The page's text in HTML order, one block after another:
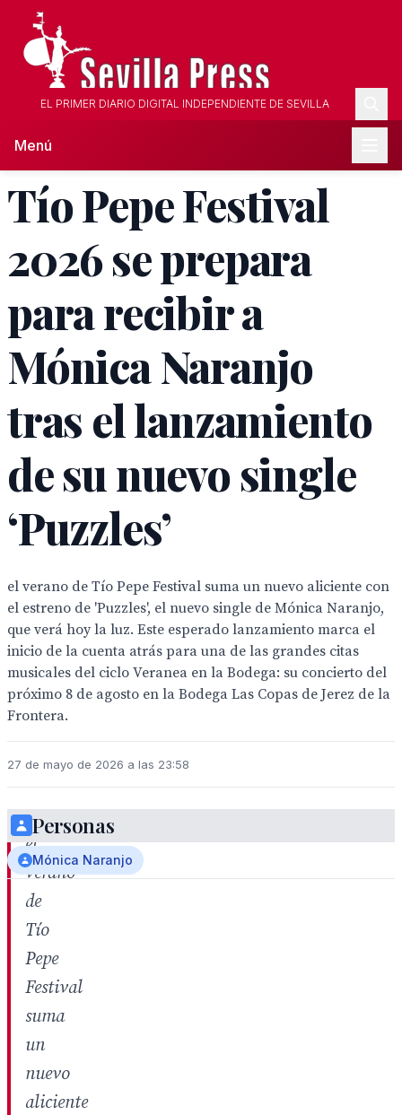
EL PRIMER DIARIO DIGITAL INDEPENDIENTE DE SEVILLA
Menú
Tío Pepe Festival
2026 se prepara
para recibir a
Mónica Naranjo
tras el lanzamiento
de su nuevo single
‘Puzzles’
el verano de Tío Pepe Festival suma un nuevo aliciente con
el estreno de 'Puzzles', el nuevo single de Mónica Naranjo,
que verá hoy la luz. Este esperado lanzamiento marca el
inicio de la cuenta atrás para una de las grandes citas
musicales del ciclo Veranea en la Bodega: su concierto del
próximo 8 de agosto en la Bodega Las Copas de Jerez de la
Frontera.
27 de mayo de 2026 a las 23:58
el
verano
de
Tío
Pepe
Festival
suma
un
nuevo
aliciente
Personas
Mónica Naranjo